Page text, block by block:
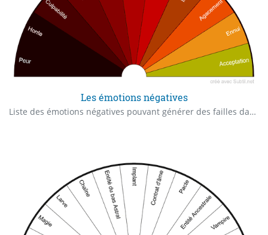
Les émotions négatives
Liste des émotions négatives pouvant générer des failles dans le champ énergétique et créer une porosité aux entités.